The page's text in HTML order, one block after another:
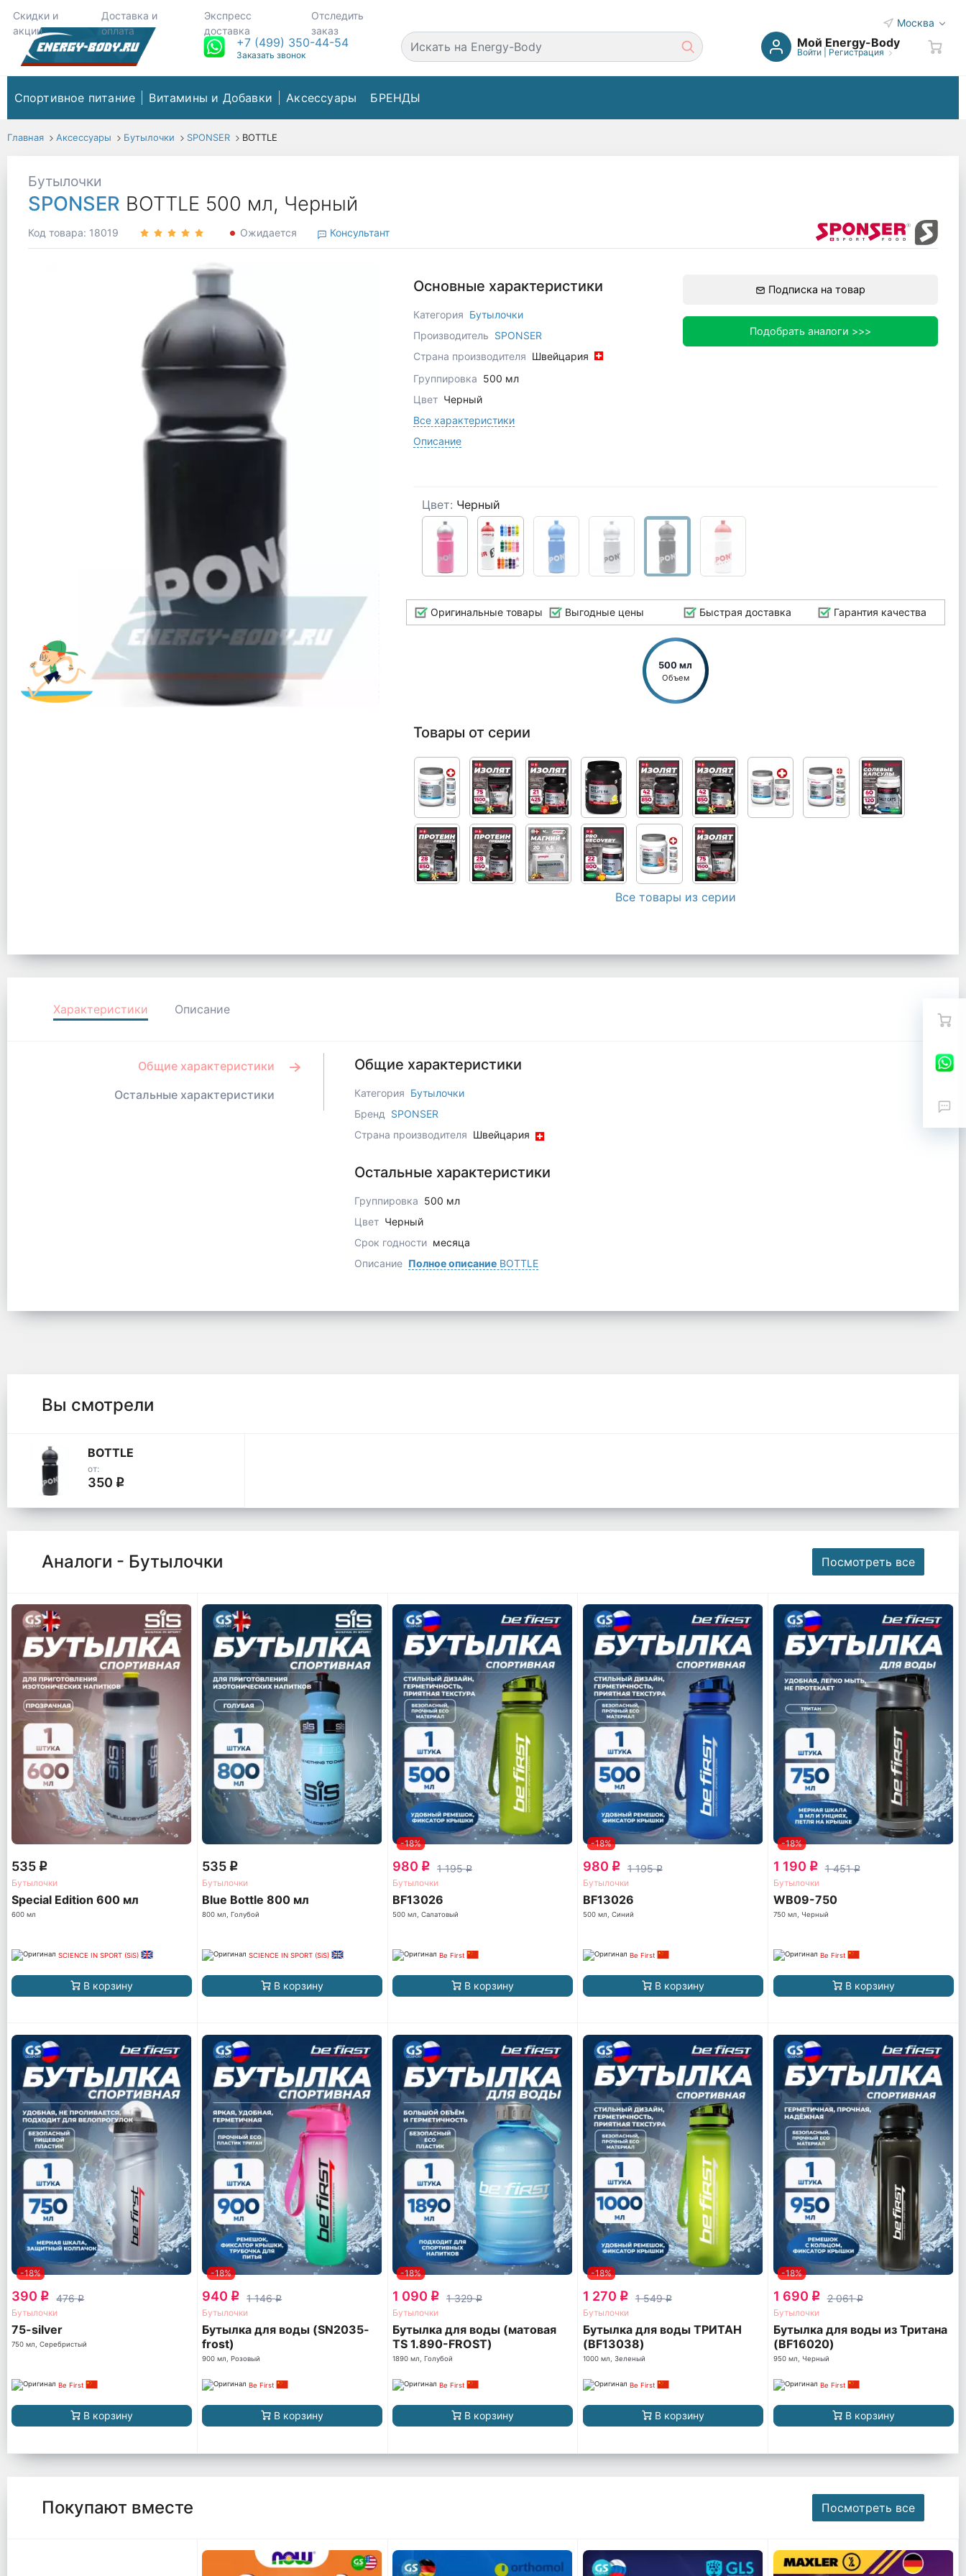
Скидки и
акции
Доставка и
оплата
Экспресс
доставка
Отследить
заказ
Москва
+7 (499) 350-44-54
Заказать звонок
Мой Energy-Body
Войти| Регистрация
Спортивное питание Витамины и Добавки Аксессуары БРЕНДЫ
Главная Аксессуары Бутылочки SPONSER BOTTLE
Бутылочки
SPONSER BOTTLE 500 мл, Черный
Код товара: 18019 Ожидается Консультант
Основные характеристики
Категория Бутылочки
Производитель SPONSER
Страна производителя Швейцария
Группировка 500 мл
Цвет Черный
Все характеристики
Описание
Подписка на товар
Подобрать аналоги >>>
Цвет: Черный
Оригинальные товары Выгодные цены Быстрая доставка Гарантия качества
500 мл
Объем
Товары от серии
Все товары из серии
Характеристики Описание
Общие характеристики
Остальные характеристики
Общие характеристики
Категория Бутылочки
Бренд SPONSER
Страна производителя Швейцария
Остальные характеристики
Группировка 500 мл
Цвет Черный
Срок годности месяца
Описание Полное описаниеBOTTLE
Вы смотрели
BOTTLE
от:
350 q
Аналоги - Бутылочки Посмотреть все
535 q
Бутылочки
Special Edition 600 мл
600 мл
SCIENCE IN SPORT (SiS)
В корзину
535 q
Бутылочки
Blue Bottle 800 мл
800 мл, Голубой
SCIENCE IN SPORT (SiS)
В корзину
-18%
980 q 1 195q
Бутылочки
BF13026
500 мл, Салатовый
Be First
В корзину
-18%
980 q 1 195q
Бутылочки
BF13026
500 мл, Синий
Be First
В корзину
-18%
1 190 q 1 451q
Бутылочки
WB09-750
750 мл, Черный
Be First
В корзину
-18%
390 q 476q
Бутылочки
75-silver
750 мл, Серебристый
Be First
В корзину
-18%
940 q 1 146q
Бутылочки
Бутылка для воды (SN2035-
frost)
900 мл, Розовый
Be First
В корзину
-18%
1 090 q 1 329q
Бутылочки
Бутылка для воды (матовая
TS 1.890-FROST)
1890 мл, Голубой
Be First
В корзину
-18%
1 270 q 1 549q
Бутылочки
Бутылка для воды ТРИТАН
(BF13038)
1000 мл, Зеленый
Be First
В корзину
-18%
1 690 q 2 061q
Бутылочки
Бутылка для воды из Тритана
(BF16020)
950 мл, Черный
Be First
В корзину
Покупают вместе Посмотреть все